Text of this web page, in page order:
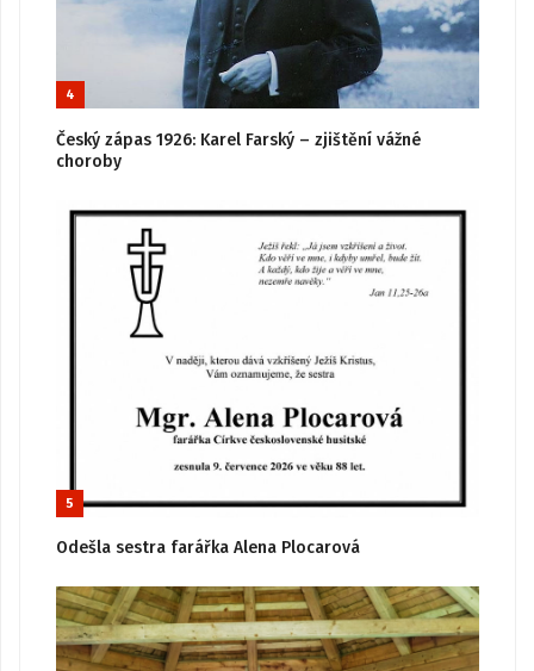
4
Český zápas 1926: Karel Farský – zjištění vážné
choroby
5
Odešla sestra farářka Alena Plocarová